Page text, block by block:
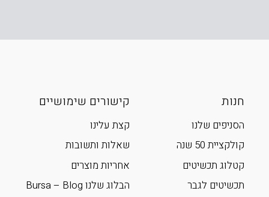
חנות
הסניפים שלנו
קולקציית 50 שנה
קטלוג תכשיטים
תכשיטים לגבר
קישורים שימושיים
קצת עלינו
שאלות ותשובות
אחריות מוצרים
הבלוג שלנו Bursa – Blog